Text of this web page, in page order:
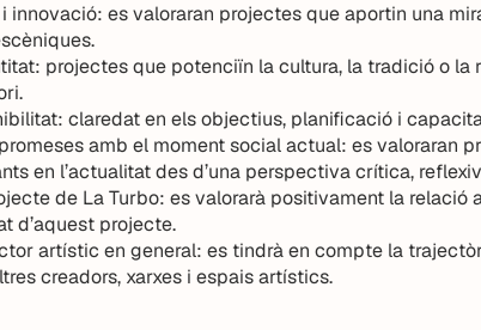
innovació: es valoraran projectes que aportin una
projectes que potenciïn la cultura, la tradició o la
claredat en els objectius, planificació i
amb el moment social actual: es valoraran
en l’actualitat des d’una perspectiva crítica,
de La Turbo: es valorarà positivament la relació
d’aquest projecte.
artístic en general: es tindrà en compte la
creadors, xarxes i espais artístics.